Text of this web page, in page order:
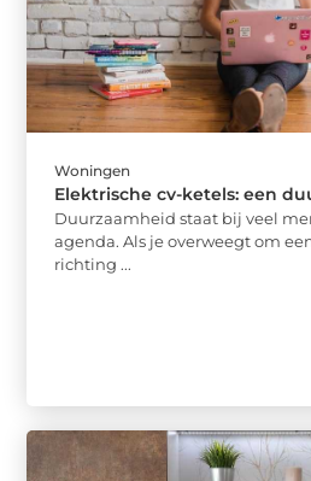
Woningen
Elektrische cv-ketels: een
Duurzaamheid staat bij veel
agenda. Als je overweegt om
richting ...